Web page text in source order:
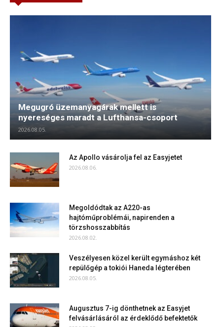
Megugró üzemanyagárak mellett is
nyereséges maradt a Lufthansa-csoport
2026.08.05.
Az Apollo vásárolja fel az Easyjetet
2026.08.06.
Megoldódtak az A220-as
hajtóműproblémái, napirenden a
törzshosszabbítás
2026.08.02.
Veszélyesen közel került egymáshoz két
repülőgép a tokiói Haneda légterében
2026.08.05.
Augusztus 7-ig dönthetnek az Easyjet
felvásárlásáról az érdeklődő befektetők